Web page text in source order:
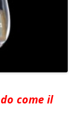
come il